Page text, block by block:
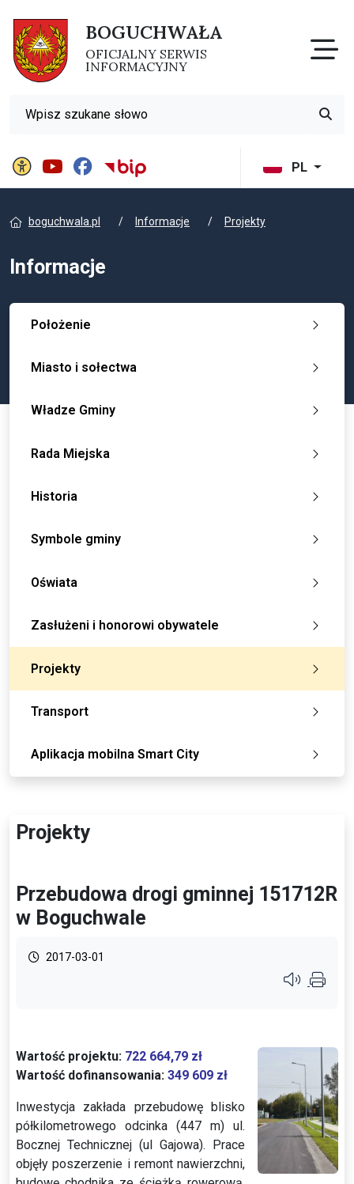
BOGUCHWAŁA
OFICJALNY SERWIS
INFORMACYJNY
PL
Panel ustawień witrynyBIP Gminy Boguchwała
Wyszukiwarka
boguchwala.pl Informacje Projekty
Informacje
Położenie
Miasto i sołectwa
Władze Gminy
Rada Miejska
Historia
Symbole gminy
Oświata
Zasłużeni i honorowi obywatele
Projekty
Transport
Aplikacja mobilna Smart City
Projekty
Przebudowa drogi gminnej 151712R
w Boguchwale
2017-03-01
Przycisk
Wartość projektu: 722 664,79 zł
Wartość dofinansowania: 349 609 zł
Inwestycja zakłada przebudowę blisko
półkilometrowego odcinka (447 m) ul.
Bocznej Technicznej (ul Gajowa). Prace
objęły poszerzenie i remont nawierzchni,